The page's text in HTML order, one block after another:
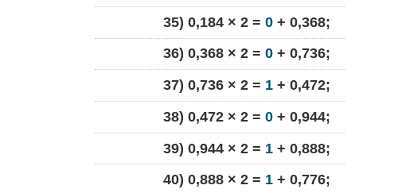
35) 0,184 × 2 = 0 + 0,368;
36) 0,368 × 2 = 0 + 0,736;
37) 0,736 × 2 = 1 + 0,472;
38) 0,472 × 2 = 0 + 0,944;
39) 0,944 × 2 = 1 + 0,888;
40) 0,888 × 2 = 1 + 0,776;